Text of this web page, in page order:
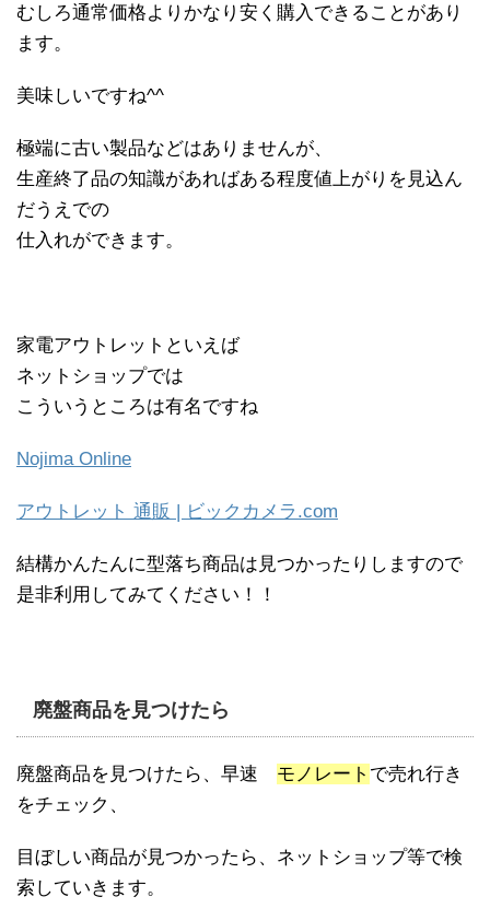
むしろ通常価格よりかなり安く購入できることがあり
ます。
美味しいですね^^
極端に古い製品などはありませんが、
生産終了品の知識があればある程度値上がりを見込ん
だうえでの
仕入れができます。
家電アウトレットといえば
ネットショップでは
こういうところは有名ですね
Nojima Online
アウトレット 通販 | ビックカメラ.com
結構かんたんに型落ち商品は見つかったりしますので
是非利用してみてください！！
廃盤商品を見つけたら
廃盤商品を見つけたら、早速 モノレート で売れ行き
をチェック、
目ぼしい商品が見つかったら、ネットショップ等で検
索していきます。